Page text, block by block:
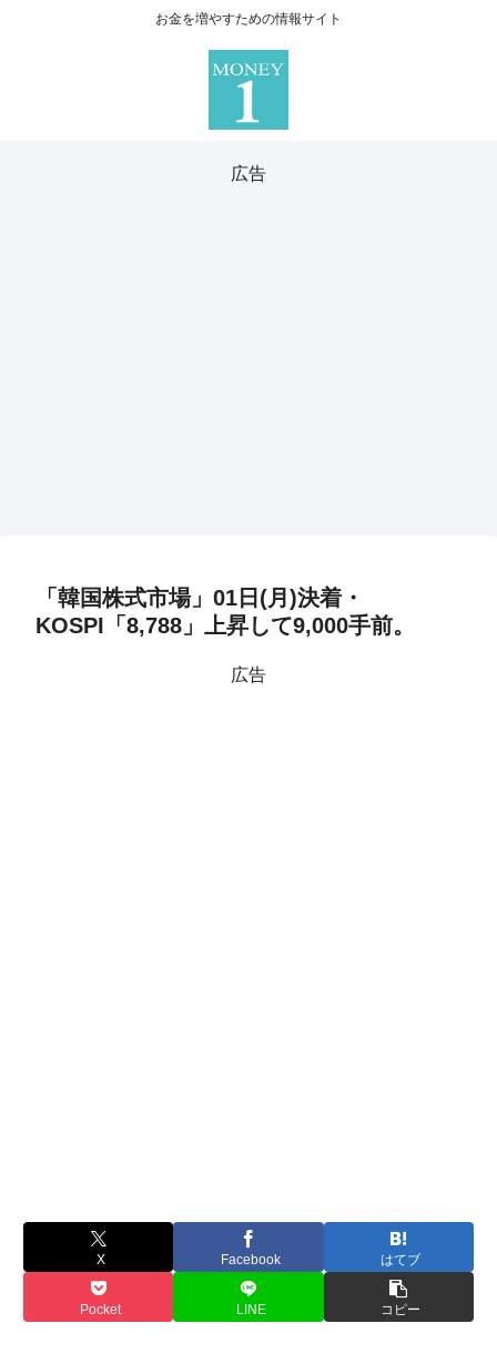
お金を増やすための情報サイト
広告
「韓国株式市場」01日(月)決着・
KOSPI「8,788」上昇して9,000手前。
広告
X Facebook はてブ
Pocket LINE コピー